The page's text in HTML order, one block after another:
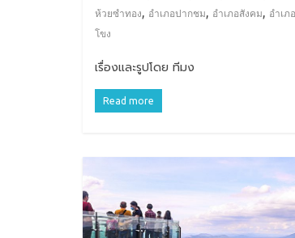
ห้วยซำทอง, อำเภอปากชม, อำเภอสังคม, อำเภ
โขง
เรื่องและรูปโดย ทีมง
Read more